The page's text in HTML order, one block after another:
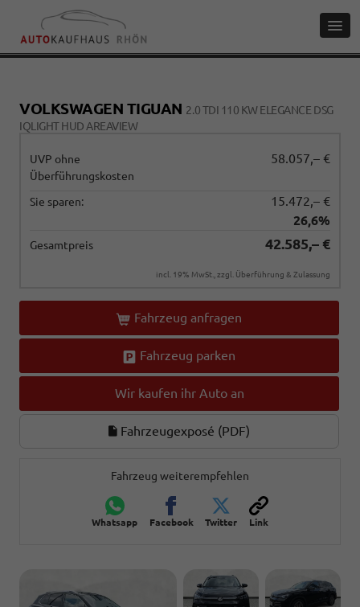
VOLKSWAGEN TIGUAN 2.0 TDI 110 KW ELEGANCE DSG
IQLIGHT HUD AREAVIEW
UVP ohne
Überführungskosten
58.057,– €
Sie sparen:
15.472,– €
26,6%
Gesamtpreis 42.585,– €
incl. 19% MwSt., zzgl. Überführung & Zulassung
Fahrzeug anfragen
Fahrzeug parken
Wir kaufen ihr Auto an
Fahrzeugexposé (PDF)
Fahrzeug weiterempfehlen
Whatsapp Facebook Twitter Link